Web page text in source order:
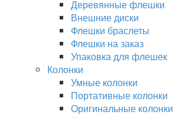
Деревянные флешки
Внешние диски
Флешки браслеты
Флешки на заказ
Упаковка для флешек
Колонки
Умные колонки
Портативные колонки
Оригинальные колонки